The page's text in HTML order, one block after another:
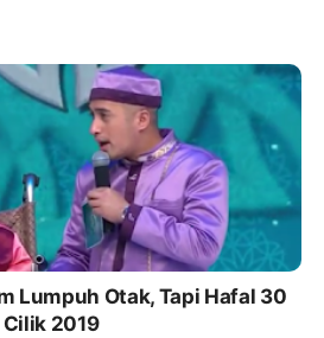
Lumpuh Otak, Tapi Hafal 30
2019